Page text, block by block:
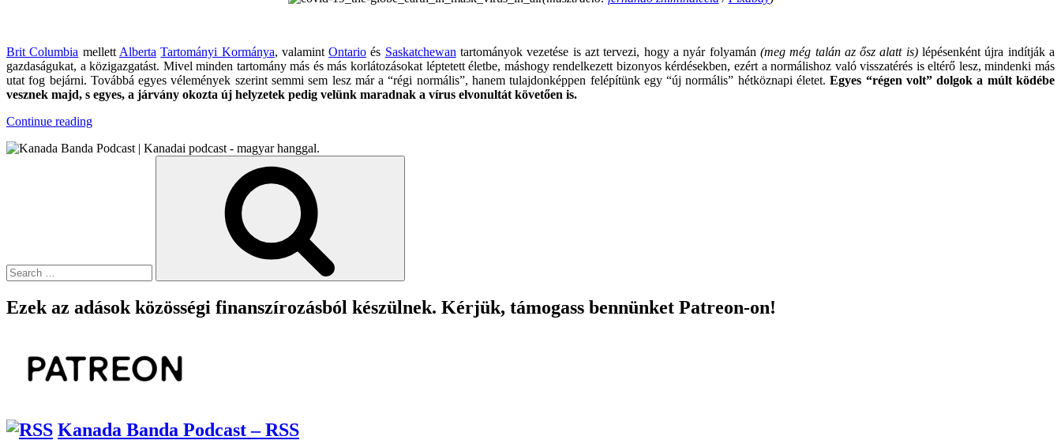
Brit Columbia mellett Alberta Tartományi Kormánya, valamintOntario és Saskatchewan tartományok vezetése is azt tervezi, hogy a nyár folyamán (meg még talán az ősz alatt is)lépésenként újra indítják a
gazdaságukat, a közigazgatást. Mivel minden tartomány más és más korlátozásokat léptetett életbe, máshogy rendelkezett bizonyos kérdésekben, ezért a normálishoz való visszatérés is eltérő lesz, mindenki más
utat fog bejárni. Továbbá egyes vélemények szerint semmi sem lesz már a “régi normális”, hanem tulajdonképpen felépítünk egy “új normális” hétköznapi életet.Egyes “régen volt” dolgok a múlt ködébe
vesznek majd, s egyes, a járvány okozta új helyzetek pedig velünk maradnak a vírus elvonultát követően is.
Continue reading“CoViD-
Helyzetjelentés
Ezek az adások közösségi finanszírozásból készülnek. Kérjük, támogass bennünket Patreon-on!
Kanada Banda Podcast – RSS